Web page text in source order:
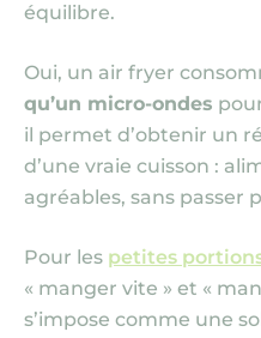
équilibre.
Oui, un air fryer
qu’un micro‑ondes
il permet d’obtenir un
d’une vraie cuisson :
agréables, sans passer
Pour les petites
« manger vite » et «
s’impose comme une